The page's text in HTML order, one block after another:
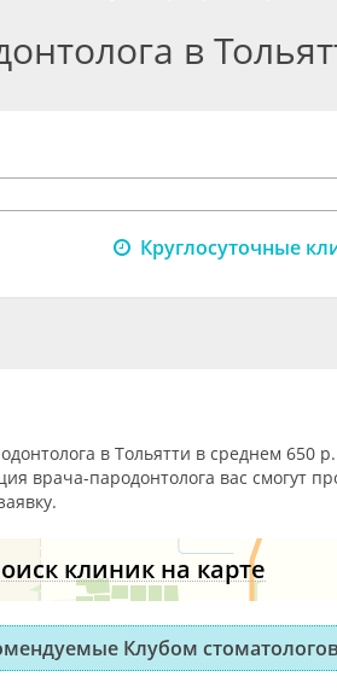
в
Круглосуточные
в Тольятти в среднем 650
врача-пародонтолога вас смогут
клиник на карте
Клубом стоматологов